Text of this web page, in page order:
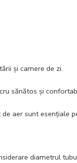
și camere de zi.
sănătos și
aer sunt esențiale
diametrul